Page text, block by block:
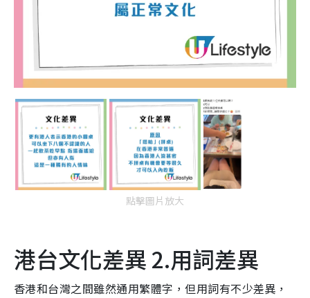
點擊圖片放大
港台文化差異 2.用詞差異
香港和台灣之間雖然通用繁體字，但用詞有不少差異，